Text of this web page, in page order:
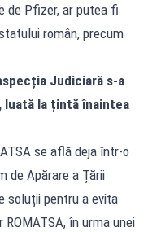
de Pfizer, ar putea fi
român, precum
Judiciară s-a
luată la țintă înaintea
se află deja într-o
de Apărare a Țării
soluții pentru a evita
în urma unei